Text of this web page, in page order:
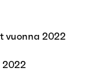
vuonna 2022
2022